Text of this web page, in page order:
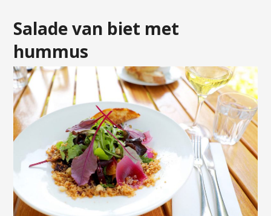
Salade van biet met
hummus